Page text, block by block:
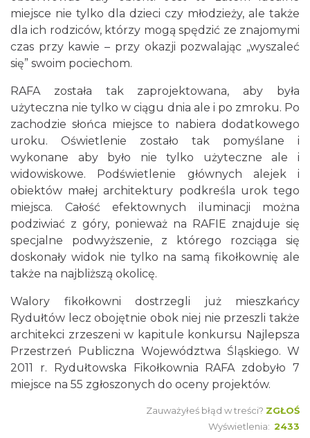
miejsce nie tylko dla dzieci czy młodzieży, ale także
dla ich rodziców, którzy mogą spędzić ze znajomymi
czas przy kawie – przy okazji pozwalając „wyszaleć
się” swoim pociechom.
RAFA została tak zaprojektowana, aby była
użyteczna nie tylko w ciągu dnia ale i po zmroku. Po
zachodzie słońca miejsce to nabiera dodatkowego
uroku. Oświetlenie zostało tak pomyślane i
wykonane aby było nie tylko użyteczne ale i
widowiskowe. Podświetlenie głównych alejek i
obiektów małej architektury podkreśla urok tego
miejsca. Całość efektownych iluminacji można
podziwiać z góry, ponieważ na RAFIE znajduje się
specjalne podwyższenie, z którego rozciąga się
doskonały widok nie tylko na samą fikołkownię ale
także na najbliższą okolicę.
Walory fikołkowni dostrzegli już mieszkańcy
Rydułtów lecz obojętnie obok niej nie przeszli także
architekci zrzeszeni w kapitule konkursu Najlepsza
Przestrzeń Publiczna Województwa Śląskiego. W
2011 r. Rydułtowska Fikołkownia RAFA zdobyło 7
miejsce na 55 zgłoszonych do oceny projektów.
Zauważyłeś błąd w treści? ZGŁOŚ
Wyświetlenia: 2433